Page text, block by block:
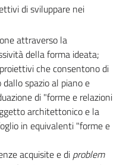
di sviluppare nei
attraverso la
della forma ideata;
che consentono di
spazio al piano e
di "forme e relazioni
architettonico e la
in equivalenti "forme e
acquisite e di problem